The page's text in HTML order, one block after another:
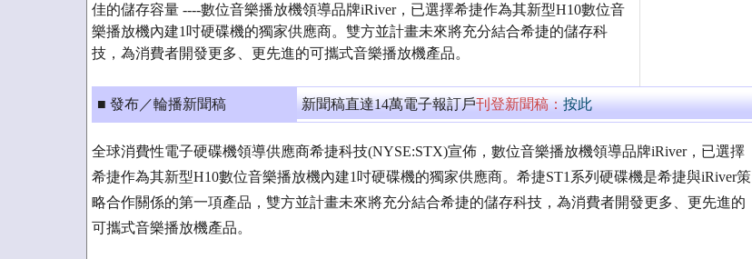
佳的儲存容量 ----數位音樂播放機領導品牌iRiver，已選擇希捷作為其新型H10數位音
樂播放機內建1吋硬碟機的獨家供應商。雙方並計畫未來將充分結合希捷的儲存科
技，為消費者開發更多、更先進的可攜式音樂播放機產品。
■ 發布／輪播新聞稿 新聞稿直達14萬電子報訂戶刊登新聞稿：按此
全球消費性電子硬碟機領導供應商希捷科技(NYSE:STX)宣佈，數位音樂播放機領導品牌iRiver，已選擇
希捷作為其新型H10數位音樂播放機內建1吋硬碟機的獨家供應商。希捷ST1系列硬碟機是希捷與iRiver策
略合作關係的第一項產品，雙方並計畫未來將充分結合希捷的儲存科技，為消費者開發更多、更先進的
可攜式音樂播放機產品。